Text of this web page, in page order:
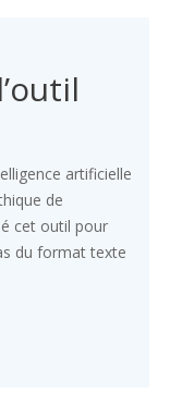
artificielle
de
cet outil pour
du format texte